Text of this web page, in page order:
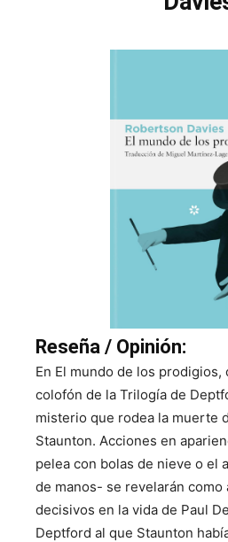
Reseña / Opinión:
En El mundo de los
colofón de la Trilogía de
misterio que rodea la muerte
Staunton. Acciones en
pelea con bolas de nieve o el
de manos- se revelarán como
decisivos en la vida de Paul
Deptford al que Staunton